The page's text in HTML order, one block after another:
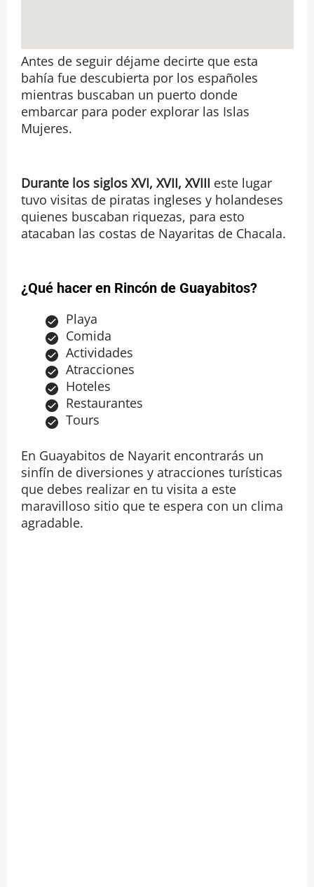
Antes de seguir déjame decirte que esta
bahía fue descubierta por los españoles
mientras buscaban un puerto donde
embarcar para poder explorar las Islas
Mujeres.
Durante los siglos XVI, XVII, XVIII este lugar
tuvo visitas de piratas ingleses y holandeses
quienes buscaban riquezas, para esto
atacaban las costas de Nayaritas de Chacala.
¿Qué hacer en Rincón de Guayabitos?
Playa
Comida
Actividades
Atracciones
Hoteles
Restaurantes
Tours
En Guayabitos de Nayarit encontrarás un
sinfín de diversiones y atracciones turísticas
que debes realizar en tu visita a este
maravilloso sitio que te espera con un clima
agradable.